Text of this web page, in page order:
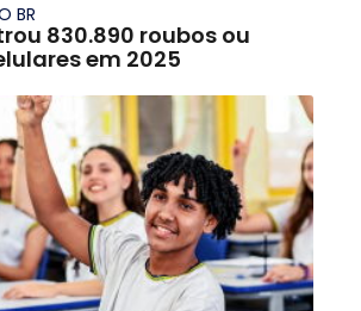
BR
830.890 roubos ou
em 2025